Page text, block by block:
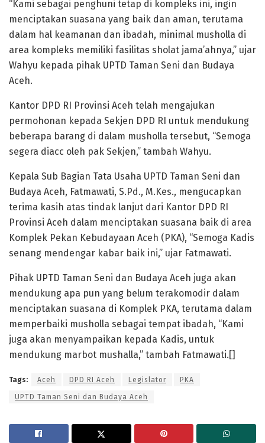
“Kami sebagai penghuni tetap di kompleks ini, ingin
menciptakan suasana yang baik dan aman, terutama
dalam hal keamanan dan ibadah, minimal musholla di
area kompleks memiliki fasilitas sholat jama’ahnya,” ujar
Wahyu kepada pihak UPTD Taman Seni dan Budaya
Aceh.
Kantor DPD RI Provinsi Aceh telah mengajukan
permohonan kepada Sekjen DPD RI untuk mendukung
beberapa barang di dalam musholla tersebut, “Semoga
segera diacc oleh pak Sekjen,” tambah Wahyu.
Kepala Sub Bagian Tata Usaha UPTD Taman Seni dan
Budaya Aceh, Fatmawati, S.Pd., M.Kes., mengucapkan
terima kasih atas tindak lanjut dari Kantor DPD RI
Provinsi Aceh dalam menciptakan suasana baik di area
Komplek Pekan Kebudayaan Aceh (PKA), “Semoga Kadis
senang mendengar kabar baik ini,” ujar Fatmawati.
Pihak UPTD Taman Seni dan Budaya Aceh juga akan
mendukung apa pun yang belum terakomodir dalam
menciptakan suasana di Komplek PKA, terutama dalam
memperbaiki musholla sebagai tempat ibadah, “Kami
juga akan menyampaikan kepada Kadis, untuk
mendukung marbot mushalla,” tambah Fatmawati.[]
Tags: Aceh DPD RI Aceh Legislator PKA
UPTD Taman Seni dan Budaya Aceh